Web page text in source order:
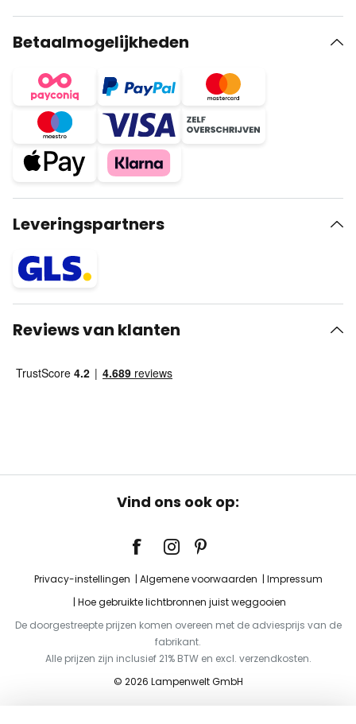
Betaalmogelijkheden
Leveringspartners
Reviews van klanten
Vind ons ook op:
Privacy-instellingen Algemene voorwaarden
Impressum
Hoe gebruikte lichtbronnen juist weggooien
De doorgestreepte prijzen komen overeen met de adviesprijs van de
fabrikant.
Alle prijzen zijn inclusief 21% BTW en excl. verzendkosten.
© 2026 Lampenwelt GmbH